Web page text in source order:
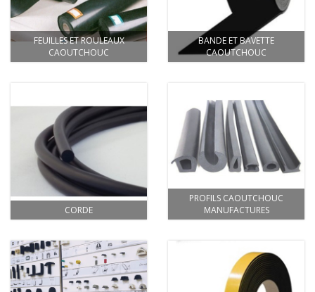
FEUILLES ET ROULEAUX
CAOUTCHOUC
BANDE ET BAVETTE
CAOUTCHOUC
CORDE
PROFILS CAOUTCHOUC
MANUFACTURES